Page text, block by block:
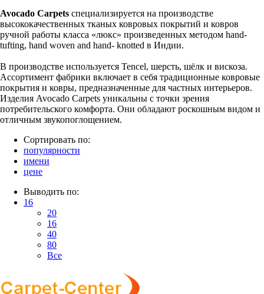
Avocado Carpets специализируется на производстве
высококачественных тканых ковровых покрытий и ковров
ручной работы класса «люкс» произведенных методом hand-
tufting, hand woven and hand- knotted в Индии.
В производстве используется Tenсel, шерсть, шёлк и вискоза.
Ассортимент фабрики включает в себя традиционные ковровые
покрытия и ковры, предназначенные для частных интерьеров.
Изделия Avocado Carpets уникальны с точки зрения
потребительского комфорта. Они обладают роскошным видом и
отличным звукопоглощением.
Сортировать по:
популярности
имени
цене
Выводить по:
16
20
16
40
80
Все